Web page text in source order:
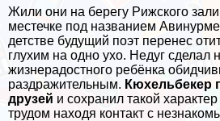
Жили они на берегу Рижского
местечке под названием
детстве будущий поэт перенес
глухим на одно ухо. Недуг сделал
жизнерадостного ребёнка
раздражительным. Кюхельбекер
друзей и сохранил такой
трудом находя контакт с